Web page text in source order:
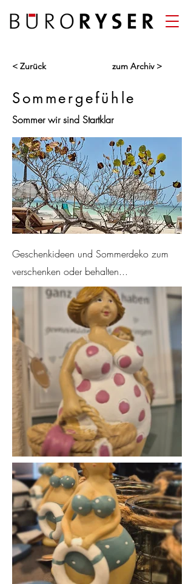
< Zurück zum Archiv >
Sommergefühle
Sommer wir sind Startklar
Geschenkideen und Sommerdeko zum
verschenken oder behalten...